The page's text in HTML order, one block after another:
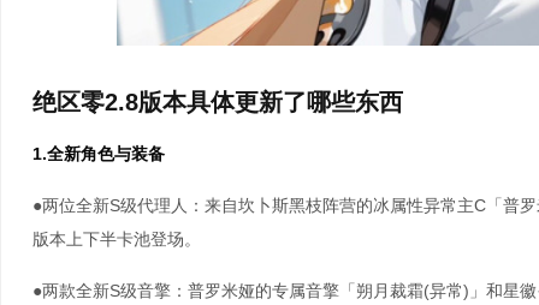
绝区零2.8版本具体更新了哪些东西
1.全新角色与装备
●两位全新S级代理人：来自坎卜斯黑枝阵营的冰属性异常主C「普
版本上下半卡池登场。
●两款全新S级音擎：普罗米娅的专属音擎「朔月裁霜(异常)」和星